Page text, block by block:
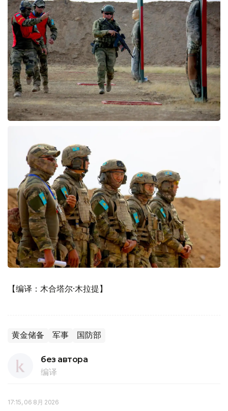
【编译：木合塔尔·木拉提】
黄金储备 军事 国防部
без автора
编译
17:15, 06 8月 2026